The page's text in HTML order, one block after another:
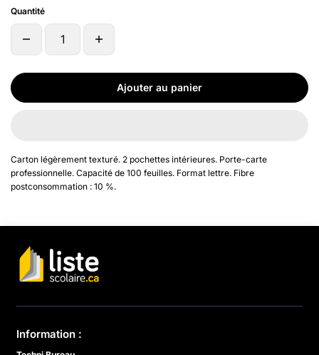
Quantité
Ajouter au panier
Carton légèrement texturé. 2 pochettes intérieures. Porte-carte
professionnelle. Capacité de 100 feuilles. Format lettre. Fibre
postconsommation : 10 %.
Information :